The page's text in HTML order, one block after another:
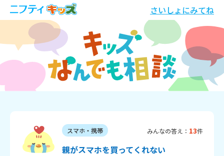
さいしょにみてね
スマホ・携帯 みんなの答え： 13件
親がスマホを買ってくれない